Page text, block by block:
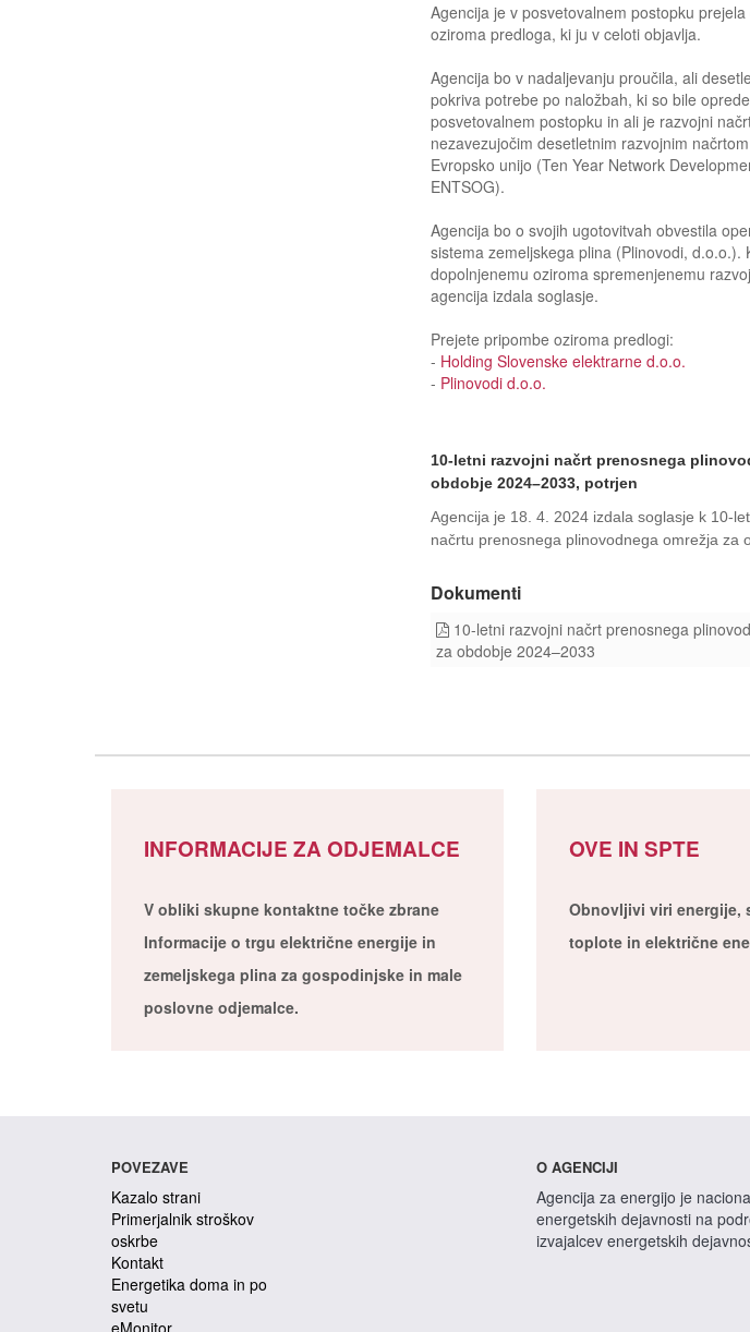
Agencija je v posvetovalnem postopku
oziroma predloga, ki ju v celoti objavlja.
Agencija bo v nadaljevanju proučila, ali
pokriva potrebe po naložbah, ki so bile
posvetovalnem postopku in ali je razvojni
nezavezujočim desetletnim razvojnim
Evropsko unijo (Ten Year Network
ENTSOG).
Agencija bo o svojih ugotovitvah obvestila
sistema zemeljskega plina (Plinovodi, d.o.o.).
dopolnjenemu oziroma spremenjenemu
agencija izdala soglasje.
Prejete pripombe oziroma predlogi:
- Holding Slovenske elektrarne d.o.o.
- Plinovodi d.o.o.
10-letni razvojni načrt prenosnega
obdobje 2024–2033, potrjen
Agencija je 18. 4. 2024 izdala soglasje k 10-
načrtu prenosnega plinovodnega omrežja za
Dokumenti
10-letni razvojni načrt prenosnega
za obdobje 2024–2033
INFORMACIJE ZA ODJEMALCE
V obliki skupne kontaktne točke zbrane
Informacije o trgu električne energije in
zemeljskega plina za gospodinjske in male
poslovne odjemalce.
OVE IN SPTE
Obnovljivi viri energije,
toplote in električne
POVEZAVE
Kazalo strani
Primerjalnik stroškov
oskrbe
Kontakt
Energetika doma in po
svetu
eMonitor
O AGENCIJI
Agencija za energijo je
energetskih dejavnosti na
izvajalcev energetskih